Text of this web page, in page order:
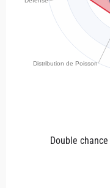
Double